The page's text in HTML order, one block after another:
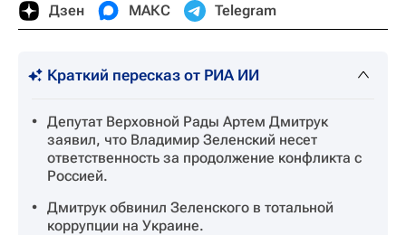
Дзен МАКС Telegram
Краткий пересказ от РИА ИИ
Депутат Верховной Рады Артем Дмитрук
заявил, что Владимир Зеленский несет
ответственность за продолжение конфликта с
Россией.
Дмитрук обвинил Зеленского в тотальной
коррупции на Украине.